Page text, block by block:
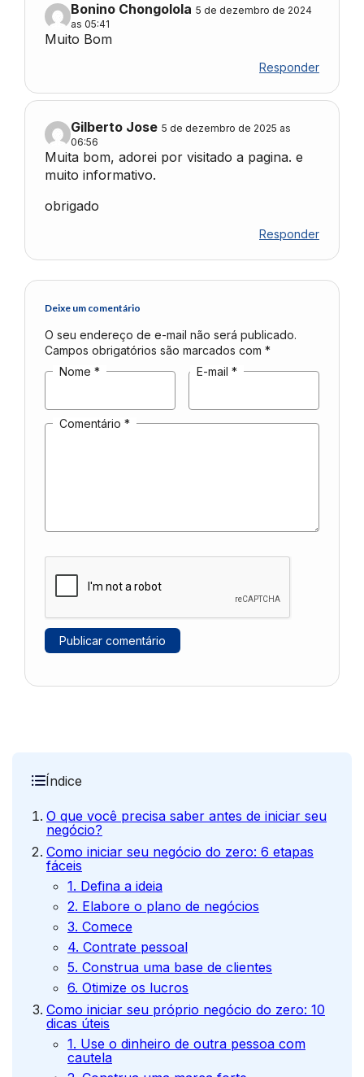
Bonino Chongolola 5 de dezembro de 2024
as 05:41
Muito Bom
Responder
Gilberto Jose 5 de dezembro de 2025 as
06:56
Muita bom, adorei por visitado a pagina. e
muito informativo.
obrigado
Responder
Deixe um comentário
O seu endereço de e-mail não será publicado.
Campos obrigatórios são marcados com *
Nome * E-mail *
Comentário *
Índice
O que você precisa saber antes de iniciar seu
negócio?
Como iniciar seu negócio do zero: 6 etapas
fáceis
1. Defina a ideia
2. Elabore o plano de negócios
3. Comece
4. Contrate pessoal
5. Construa uma base de clientes
6. Otimize os lucros
Como iniciar seu próprio negócio do zero: 10
dicas úteis
1. Use o dinheiro de outra pessoa com
cautela